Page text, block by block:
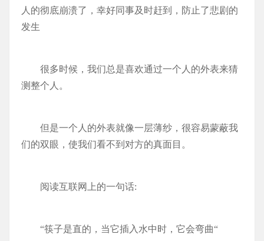
人的彻底崩溃了，幸好同事及时赶到，防止了悲剧的
发生
很多时候，我们总是喜欢通过一个人的外表来猜
测整个人。
但是一个人的外表就像一层薄纱，很容易蒙蔽我
们的双眼，使我们看不到对方的真面目。
阅读互联网上的一句话:
“筷子是直的，当它插入水中时，它会弯曲“